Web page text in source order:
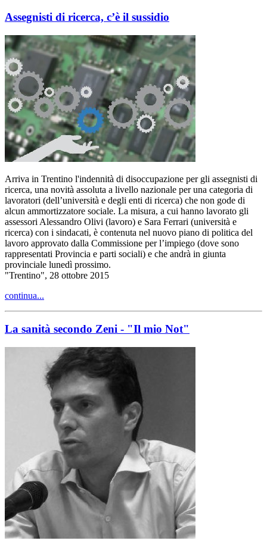
Assegnisti di ricerca, c’è il sussidio
Arriva in Trentino l'indennità di disoccupazione per gli assegnisti di
ricerca, una novità assoluta a livello nazionale per una categoria di
lavoratori (dell’università e degli enti di ricerca) che non gode di
alcun ammortizzatore sociale. La misura, a cui hanno lavorato gli
assessori Alessandro Olivi (lavoro) e Sara Ferrari (università e
ricerca) con i sindacati, è contenuta nel nuovo piano di politica del
lavoro approvato dalla Commissione per l’impiego (dove sono
rappresentati Provincia e parti sociali) e che andrà in giunta
provinciale lunedì prossimo.
"Trentino", 28 ottobre 2015
continua...
La sanità secondo Zeni - "Il mio Not"